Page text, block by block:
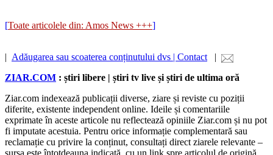
[Toate articolele din: Amos News +++]
| Adăugarea sau scoaterea conținutului dvs | Contact |
ZIAR.COM : știri libere | știri tv live și știri de ultima oră
Ziar.com indexează publicații diverse, ziare și reviste cu poziții
diferite, existente independent online. Ideile și comentariile
exprimate în aceste articole nu reflectează opiniile Ziar.com și nu pot
fi imputate acestuia. Pentru orice informație complementară sau
reclamație cu privire la conținut, consultați direct ziarele relevante –